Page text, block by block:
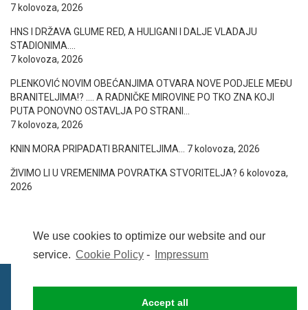
We use cookies to optimize our website and our
service. Cookie Policy - Impressum
Accept all
7 kolovoza, 2026
HNS I DRŽAVA GLUME RED, A HULIGANI I DALJE VLADAJU
STADIONIMA….
7 kolovoza, 2026
PLENKOVIĆ NOVIM OBEĆANJIMA OTVARA NOVE PODJELE MEĐU
BRANITELJIMA!? …. A RADNIČKE MIROVINE PO TKO ZNA KOJI
PUTA PONOVNO OSTAVLJA PO STRANI…
7 kolovoza, 2026
KNIN MORA PRIPADATI BRANITELJIMA… 7 kolovoza, 2026
ŽIVIMO LI U VREMENIMA POVRATKA STVORITELJA? 6 kolovoza,
2026